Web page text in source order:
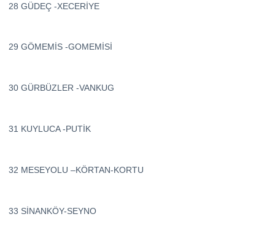
28 GÜDEÇ -XECERİYE
29 GÖMEMİS -GOMEMİSİ
30 GÜRBÜZLER -VANKUG
31 KUYLUCA -PUTİK
32 MESEYOLU –KÖRTAN-KORTU
33 SİNANKÖY-SEYNO